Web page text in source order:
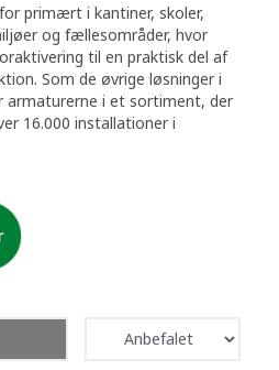
primært i kantiner, skoler,
og fællesområder, hvor
til en praktisk del af
Som de øvrige løsninger i
armaturerne i et sortiment, der
16.000 installationer i